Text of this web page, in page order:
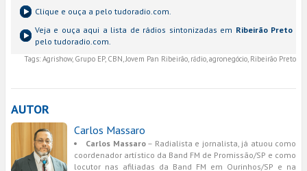
Clique e ouça a pelo tudoradio.com.
Veja e ouça aqui a lista de rádios sintonizadas em Ribeirão Preto
pelo tudoradio.com.
Tags: Agrishow, Grupo EP, CBN, Jovem Pan Ribeirão, rádio, agronegócio, Ribeirão Preto
AUTOR
Carlos Massaro
Carlos Massaro– Radialista e jornalista, já atuou como
coordenador artístico da Band FM de Promissão/SP e como
locutor nas afiliadas da Band FM em Ourinhos/SP e na